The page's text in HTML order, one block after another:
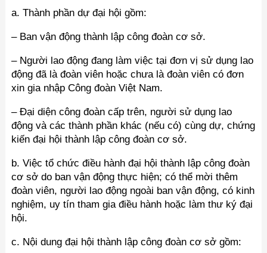
a. Thành phần dự đại hội gồm:
– Ban vận động thành lập công đoàn cơ sở.
– Người lao động đang làm việc tại đơn vị sử dụng lao
động đã là đoàn viên hoặc chưa là đoàn viên có đơn
xin gia nhập Công đoàn Việt Nam.
– Đại diện công đoàn cấp trên, người sử dụng lao
động và các thành phần khác (nếu có) cùng dự, chứng
kiến đại hội thành lập công đoàn cơ sở.
b. Việc tổ chức điều hành đại hội thành lập công đoàn
cơ sở do ban vận động thực hiện; có thể mời thêm
đoàn viên, người lao động ngoài ban vận động, có kinh
nghiệm, uy tín tham gia điều hành hoặc làm thư ký đại
hội.
c. Nội dung đại hội thành lập công đoàn cơ sở gồm: